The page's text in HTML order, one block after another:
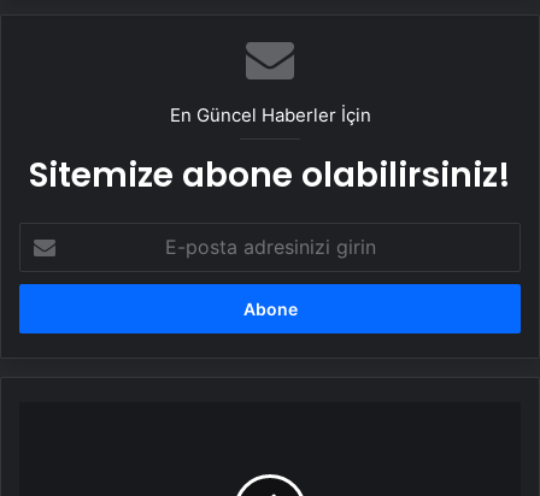
En Güncel Haberler İçin
Sitemize abone olabilirsiniz!
posta
adresinizi